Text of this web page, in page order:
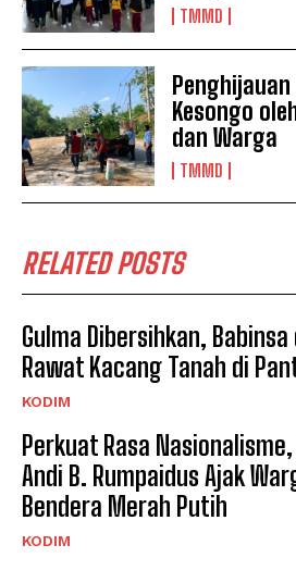
TMMD
Kesongo
dan Warga
TMMD
RELATED POSTS
Gulma Dibersihkan,
Rawat Kacang Tanah di
KODIM
Perkuat Rasa
Andi B. Rumpaidus Ajak
Bendera Merah Putih
KODIM